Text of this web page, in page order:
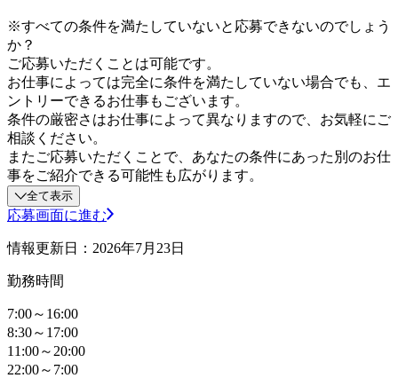
※すべての条件を満たしていないと応募できないのでしょう
か？
ご応募いただくことは可能です。
お仕事によっては完全に条件を満たしていない場合でも、エ
ントリーできるお仕事もございます。
条件の厳密さはお仕事によって異なりますので、お気軽にご
相談ください。
またご応募いただくことで、あなたの条件にあった別のお仕
事をご紹介できる可能性も広がります。
全て表示
応募画面に進む
情報更新日：2026年7月23日
勤務時間
7:00～16:00
8:30～17:00
11:00～20:00
22:00～7:00